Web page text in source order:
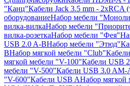
"Канц"Кабели Jack 3.5 mm - 2xRCA
оборудованиеНабор мебели
вилка-вилкаНабор мебели
вилка-розеткаНабор мебели "Фея"
USB 2.0 A-BНабор мебели "Этюд"
BНабор мягкой мебели "Club"
мягкой мебели "V-100"Кабели USB
мебели "V-500"Кабели USB 3.0 AM-
"V-600"Кабели USB AНабор мягкой